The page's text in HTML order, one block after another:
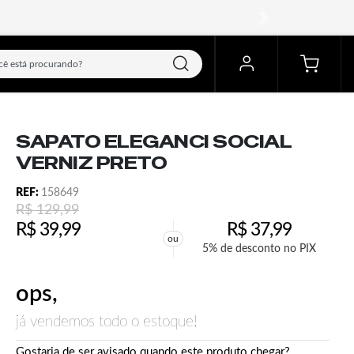
SAPATO ELEGANCI SOCIAL
VERNIZ PRETO
REF: 158649
R$129,99
R$39,99 ou R$37,99
5% de desconto no PIX
ops,
já vendemos todo o estoque!